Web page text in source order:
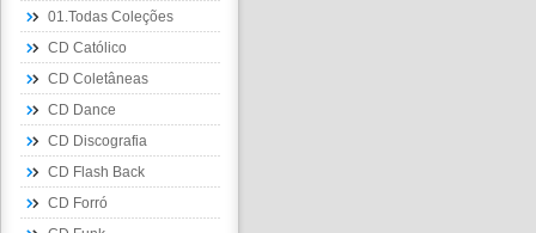
01.Todas Coleções
CD Católico
CD Coletâneas
CD Dance
CD Discografia
CD Flash Back
CD Forró